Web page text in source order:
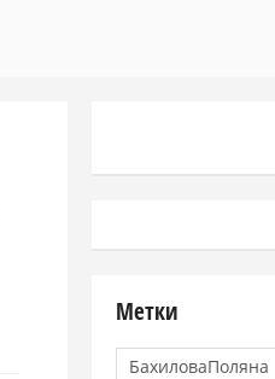
Метки
БахиловаПоляна